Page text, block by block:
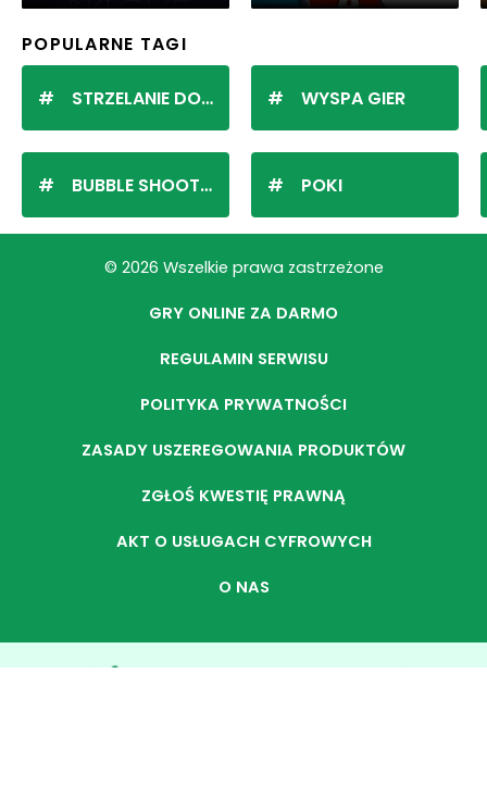
POPULARNE TAGI
STRZELANIE DO KULEK
BUBBLE SHOOTER
WYSPA GIER
POKI
© 2026 Wszelkie prawa zastrzeżone
GRY ONLINE ZA DARMO
REGULAMIN SERWISU
POLITYKA PRYWATNOŚCI
ZASADY USZEREGOWANIA PRODUKTÓW
ZGŁOŚ KWESTIĘ PRAWNĄ
AKT O USŁUGACH CYFROWYCH
O NAS